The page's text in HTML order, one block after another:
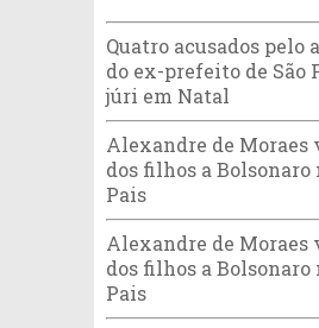
Quatro acusados pelo
do ex-prefeito de São
júri em Natal
Alexandre de
dos filhos a Bolsonaro
Pais
Alexandre de
dos filhos a Bolsonaro
Pais